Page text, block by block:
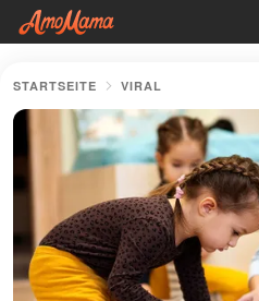
STARTSEITE VIRAL